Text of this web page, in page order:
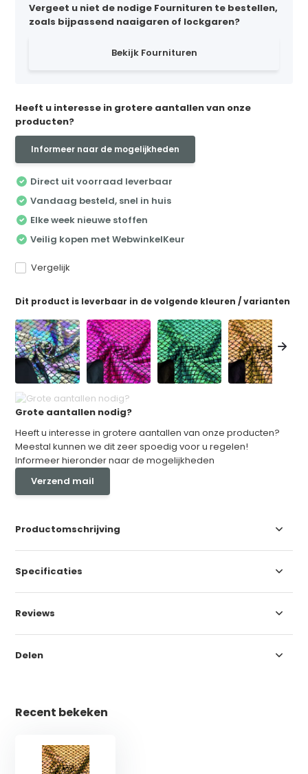
Vergeet u niet de nodige Fournituren te bestellen,
zoals bijpassend naaigaren of lockgaren?
Bekijk Fournituren
Heeft u interesse in grotere aantallen van onze
producten?
Informeer naar de mogelijkheden
Direct uit voorraad leverbaar
Vandaag besteld, snel in huis
Elke week nieuwe stoffen
Veilig kopen met WebwinkelKeur
Vergelijk
Dit product is leverbaar in de volgende kleuren / varianten
Grote aantallen nodig?
Heeft u interesse in grotere aantallen van onze producten?
Meestal kunnen we dit zeer spoedig voor u regelen!
Informeer hieronder naar de mogelijkheden
Verzend mail
Productomschrijving
Specificaties
Reviews
Delen
Recent bekeken